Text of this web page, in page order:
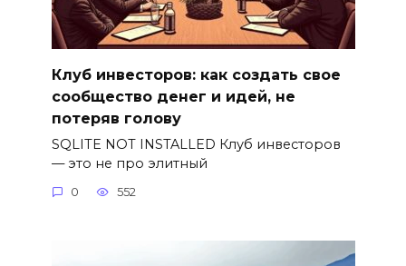
Клуб инвесторов: как создать свое
сообщество денег и идей, не
потеряв голову
SQLITE NOT INSTALLED Клуб инвесторов
— это не про элитный
0 552